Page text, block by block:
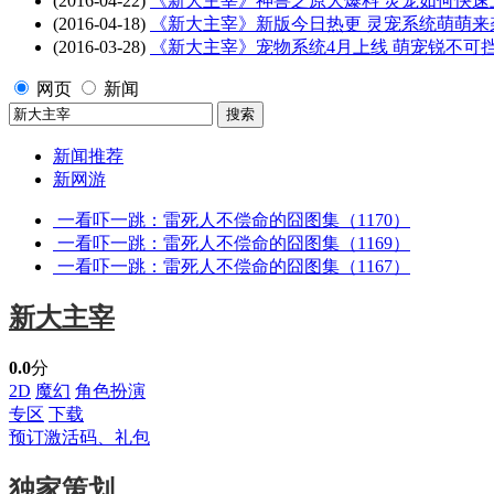
(2016-04-18)
《新大主宰》新版今日热更 灵宠系统萌萌来
(2016-03-28)
《新大主宰》宠物系统4月上线 萌宠锐不可
网页 新闻
新闻推荐
新网游
一看吓一跳：雷死人不偿命的囧图集（1170）
一看吓一跳：雷死人不偿命的囧图集（1169）
一看吓一跳：雷死人不偿命的囧图集（1167）
新大主宰
0.0分
2D 魔幻 角色扮演
专区 下载
预订激活码、礼包